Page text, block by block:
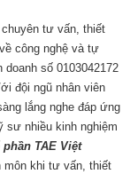
chuyên tư vấn, thiết
công nghệ và tự
số 0103042172
đội ngũ nhân viên
lắng nghe đáp ứng
sư nhiều kinh nghiệm
TAE Việt
môn khi tư vấn, thiết